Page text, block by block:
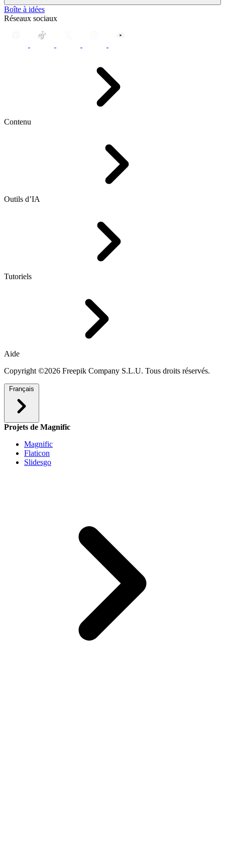
Boîte à idées
Réseaux sociaux
Contenu
Outils d’IA
Tutoriels
Aide
Copyright ©2026 Freepik Company S.L.U. Tous droits réservés.
Français
Projets de Magnific
Magnific
Flaticon
Slidesgo